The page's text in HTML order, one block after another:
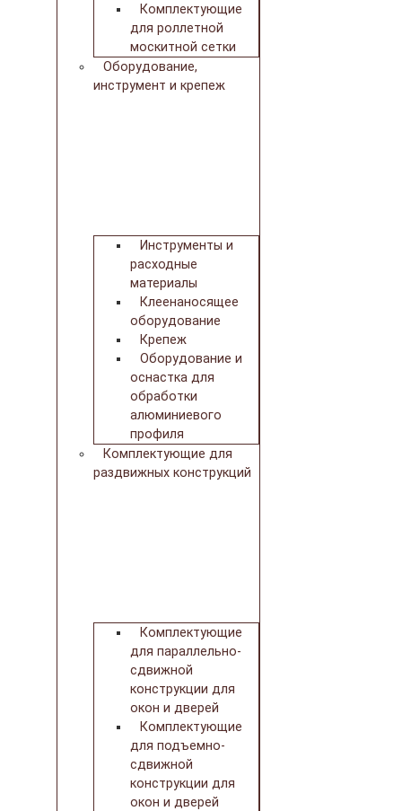
Комплектующие
для роллетной
москитной сетки
Оборудование,
инструмент и крепеж
Инструменты и
расходные
материалы
Клеенаносящее
оборудование
Крепеж
Оборудование и
оснастка для
обработки
алюминиевого
профиля
Комплектующие для
раздвижных конструкций
Комплектующие
для параллельно-
сдвижной
конструкции для
окон и дверей
Комплектующие
для подъемно-
сдвижной
конструкции для
окон и дверей